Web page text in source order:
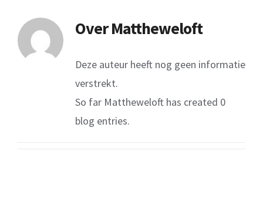
OverMattheweloft
Deze auteur heeft nog geen informatie
verstrekt.
So far Mattheweloft has created 0
blog entries.